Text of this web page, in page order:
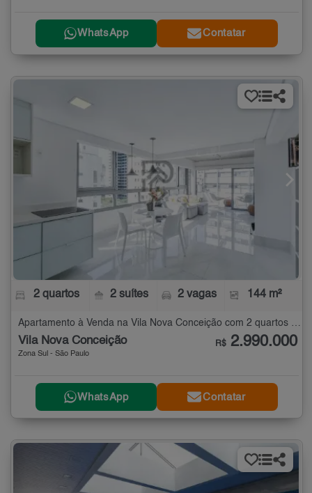
WhatsApp Contatar
2 quartos 2 suítes 2 vagas 144 m²
Apartamento à Venda na Vila Nova Conceição com 2 quartos - 144 m²
Vila Nova Conceição
Zona Sul - São Paulo
R$ 2.990.000
WhatsApp Contatar